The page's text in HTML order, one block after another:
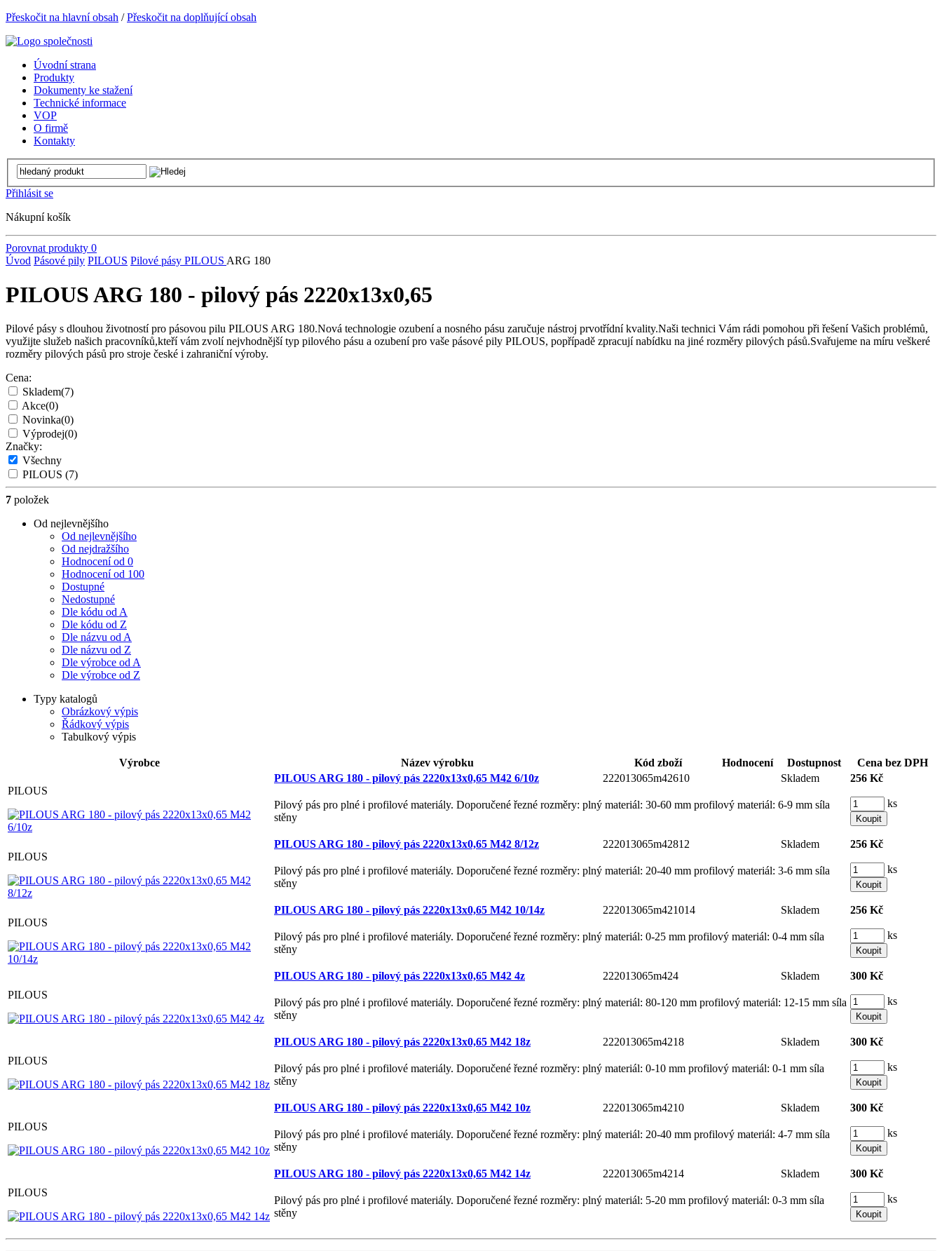
Přeskočit na hlavní obsah /Přeskočit na doplňující obsah
Úvodní strana
Produkty
Dokumenty ke stažení
Technické informace
VOP
O firmě
Kontakty
Přihlásit se
Nákupní košík
Porovnat produkty 0
Úvod Pásové pily PILOUS Pilové pásy PILOUS ARG 180
PILOUS ARG 180 - pilový pás 2220x13x0,65
Pilové pásy s dlouhou životností pro pásovou pilu PILOUS ARG 180.Nová technologie ozubení a nosného pásu zaručuje nástroj prvotřídní kvality.Naši technici Vám rádi pomohou při řešení Vašich problémů,
využijte služeb našich pracovníků,kteří vám zvolí nejvhodnější typ pilového pásu a ozubení pro vaše pásové pily PILOUS, popřípadě zpracují nabídku na jiné rozměry pilových pásů.Svařujeme na míru veškeré
rozměry pilových pásů pro stroje české i zahraniční výroby.
Cena:
Skladem(7)
Akce(0)
Novinka(0)
Výprodej(0)
Značky:
Všechny
PILOUS (7)
7 položek
Od nejlevnějšího
Od nejlevnějšího
Od nejdražšího
Hodnocení od 0
Hodnocení od 100
Dostupné
Nedostupné
Dle kódu od A
Dle kódu od Z
Dle názvu od A
Dle názvu od Z
Dle výrobce od A
Dle výrobce od Z
Typy katalogů
Obrázkový výpis
Řádkový výpis
Tabulkový výpis
Výrobce Název výrobku Kód zboží Hodnocení Dostupnost Cena bez DPH
PILOUS
PILOUS ARG 180 - pilový pás 2220x13x0,65 M42 6/10z 222013065m42610 Skladem 256 Kč
Pilový pás pro plné i profilové materiály. Doporučené řezné rozměry: plný materiál: 30-60 mm profilový materiál: 6-9 mm síla
stěny
ks
PILOUS
PILOUS ARG 180 - pilový pás 2220x13x0,65 M42 8/12z 222013065m42812 Skladem 256 Kč
Pilový pás pro plné i profilové materiály. Doporučené řezné rozměry: plný materiál: 20-40 mm profilový materiál: 3-6 mm síla
stěny
ks
PILOUS
PILOUS ARG 180 - pilový pás 2220x13x0,65 M42 10/14z 222013065m421014 Skladem 256 Kč
Pilový pás pro plné i profilové materiály. Doporučené řezné rozměry: plný materiál: 0-25 mm profilový materiál: 0-4 mm síla
stěny
ks
PILOUS
PILOUS ARG 180 - pilový pás 2220x13x0,65 M42 4z 222013065m424 Skladem 300 Kč
Pilový pás pro plné i profilové materiály. Doporučené řezné rozměry: plný materiál: 80-120 mm profilový materiál: 12-15 mm síla
stěny
ks
PILOUS
PILOUS ARG 180 - pilový pás 2220x13x0,65 M42 18z 222013065m4218 Skladem 300 Kč
Pilový pás pro plné i profilové materiály. Doporučené řezné rozměry: plný materiál: 0-10 mm profilový materiál: 0-1 mm síla
stěny
ks
PILOUS
PILOUS ARG 180 - pilový pás 2220x13x0,65 M42 10z 222013065m4210 Skladem 300 Kč
Pilový pás pro plné i profilové materiály. Doporučené řezné rozměry: plný materiál: 20-40 mm profilový materiál: 4-7 mm síla
stěny
ks
PILOUS
PILOUS ARG 180 - pilový pás 2220x13x0,65 M42 14z 222013065m4214 Skladem 300 Kč
Pilový pás pro plné i profilové materiály. Doporučené řezné rozměry: plný materiál: 5-20 mm profilový materiál: 0-3 mm síla
stěny
ks